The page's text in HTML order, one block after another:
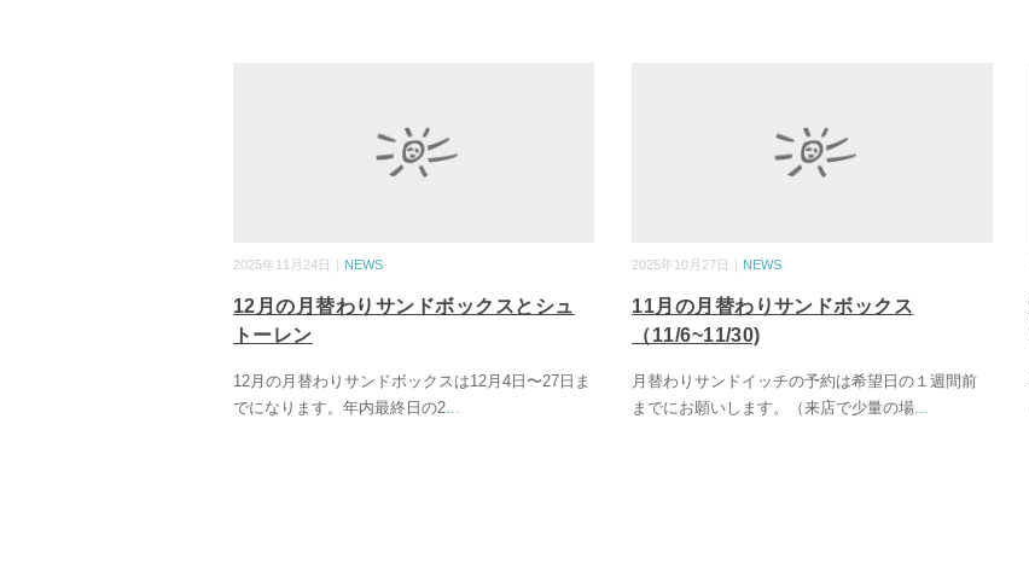
2025年11月24日｜ NEWS
12月の月替わりサンドボックスとシュ
トーレン
12月の月替わりサンドボックスは12月4日〜27日ま
でになります。年内最終日の2...
2025年10月27日｜ NEWS
11月の月替わりサンドボックス
（11/6~11/30)
月替わりサンドイッチの予約は希望日の１週間前
までにお願いします。（来店で少量の場...